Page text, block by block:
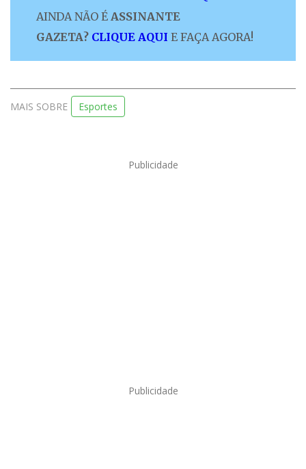
AINDA NÃO É ASSINANTE
GAZETA? CLIQUE AQUI E FAÇA AGORA!
MAIS SOBRE Esportes
Publicidade
Publicidade